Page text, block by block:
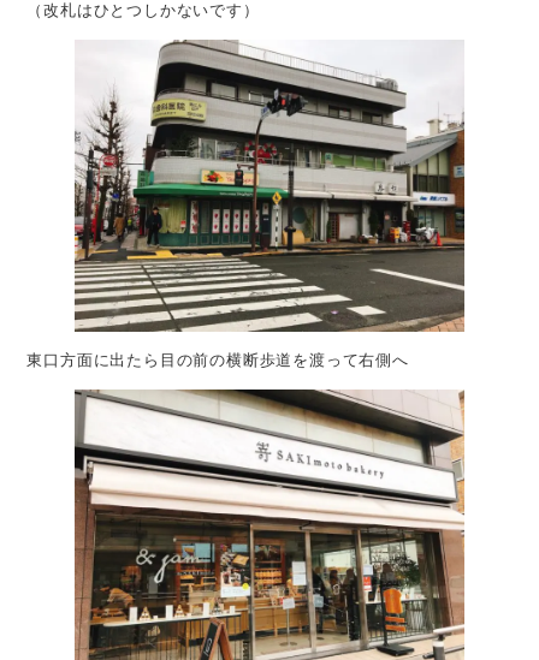
（改札はひとつしかないです）
東口方面に出たら目の前の横断歩道を渡って右側へ